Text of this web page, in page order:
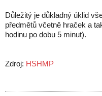
Důležitý je důkladný úklid
předmětů včetně hraček a
hodinu po dobu 5 minut).
Zdroj: HSHMP